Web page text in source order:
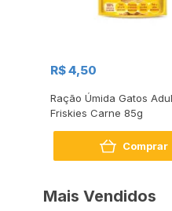
R$ 4,50
Ração Úmida Gatos
Friskies Carne 85g
Comprar
Mais Vendidos